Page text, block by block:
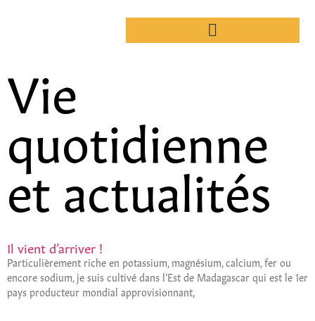
Vie
quotidienne
et actualités
Il vient d’arriver !
Particulièrement riche en potassium, magnésium, calcium, fer ou
encore sodium, je suis cultivé dans l’Est de Madagascar qui est le 1er
pays producteur mondial approvisionnant,